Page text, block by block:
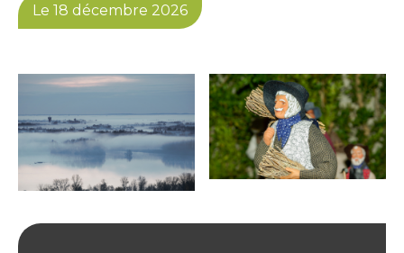
Le 18 décembre 2026